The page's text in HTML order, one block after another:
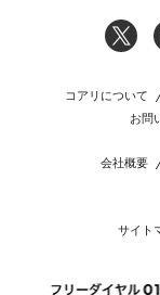
コアリについて
お問
会社概要
サイト